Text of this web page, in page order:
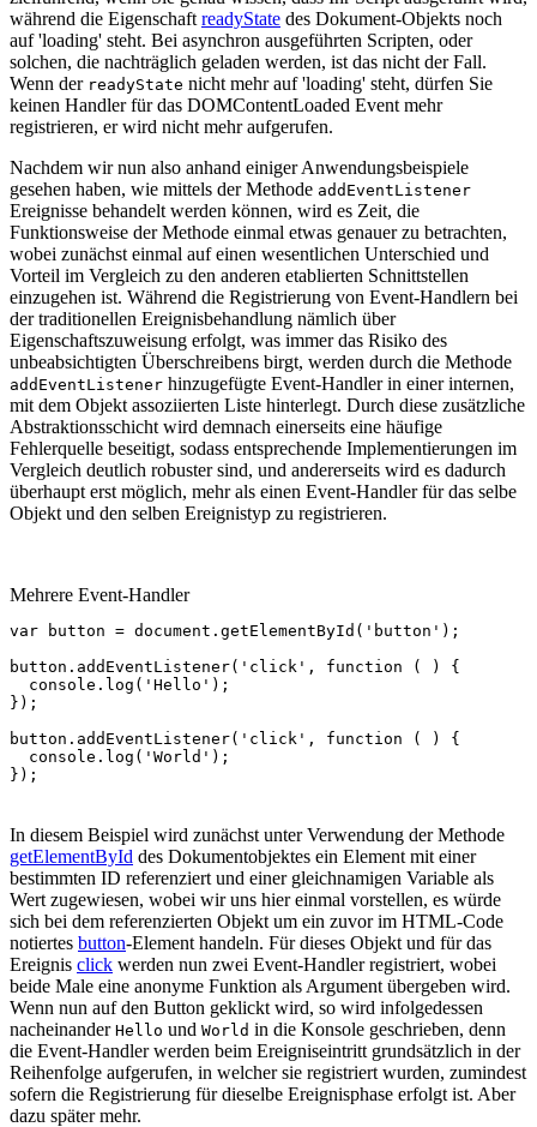
während die Eigenschaft readyState des Dokument-Objekts noch
auf 'loading' steht. Bei asynchron ausgeführten Scripten, oder
solchen, die nachträglich geladen werden, ist das nicht der Fall.
Wenn der readyState nicht mehr auf 'loading' steht, dürfen Sie
keinen Handler für das DOMContentLoaded Event mehr
registrieren, er wird nicht mehr aufgerufen.
Nachdem wir nun also anhand einiger Anwendungsbeispiele
gesehen haben, wie mittels der Methode addEventListener
Ereignisse behandelt werden können, wird es Zeit, die
Funktionsweise der Methode einmal etwas genauer zu betrachten,
wobei zunächst einmal auf einen wesentlichen Unterschied und
Vorteil im Vergleich zu den anderen etablierten Schnittstellen
einzugehen ist. Während die Registrierung von Event-Handlern bei
der traditionellen Ereignisbehandlung nämlich über
Eigenschaftszuweisung erfolgt, was immer das Risiko des
unbeabsichtigten Überschreibens birgt, werden durch die Methode
addEventListener hinzugefügte Event-Handler in einer internen,
mit dem Objekt assoziierten Liste hinterlegt. Durch diese zusätzliche
Abstraktionsschicht wird demnach einerseits eine häufige
Fehlerquelle beseitigt, sodass entsprechende Implementierungen im
Vergleich deutlich robuster sind, und andererseits wird es dadurch
überhaupt erst möglich, mehr als einen Event-Handler für das selbe
Objekt und den selben Ereignistyp zu registrieren.
Mehrere Event-Handler
var button = document . getElementById ( 'button' );
button . addEventListener( 'click' , function ( )
{
console . log ( 'Hello' );
});
button . addEventListener( 'click' , function ( )
{
console . log ( 'World' );
});
In diesem Beispiel wird zunächst unter Verwendung der Methode
getElementById des Dokumentobjektes ein Element mit einer
bestimmten ID referenziert und einer gleichnamigen Variable als
Wert zugewiesen, wobei wir uns hier einmal vorstellen, es würde
sich bei dem referenzierten Objekt um ein zuvor im HTML-Code
notiertes button-Element handeln. Für dieses Objekt und für das
Ereignis click werden nun zwei Event-Handler registriert, wobei
beide Male eine anonyme Funktion als Argument übergeben wird.
Wenn nun auf den Button geklickt wird, so wird infolgedessen
nacheinander Hello und World in die Konsole geschrieben, denn
die Event-Handler werden beim Ereigniseintritt grundsätzlich in der
Reihenfolge aufgerufen, in welcher sie registriert wurden, zumindest
sofern die Registrierung für dieselbe Ereignisphase erfolgt ist. Aber
dazu später mehr.